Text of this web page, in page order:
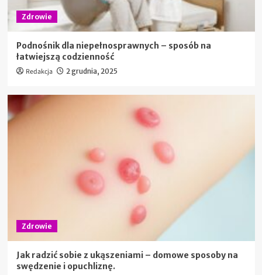
Zdrowie
Podnośnik dla niepełnosprawnych – sposób na
łatwiejszą codzienność
Redakcja 2 grudnia, 2025
Zdrowie
Jak radzić sobie z ukąszeniami – domowe sposoby na
swędzenie i opuchliznę.